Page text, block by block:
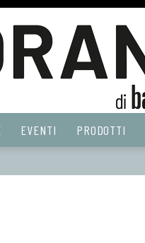
EVENTI PRODOTTI